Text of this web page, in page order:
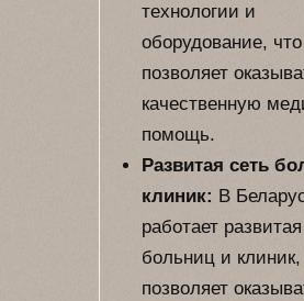
технологии и
оборудование, что
позволяет
качественную
помощь.
Развитая сеть
клиник: В
работает
больниц и клиник,
позволяет